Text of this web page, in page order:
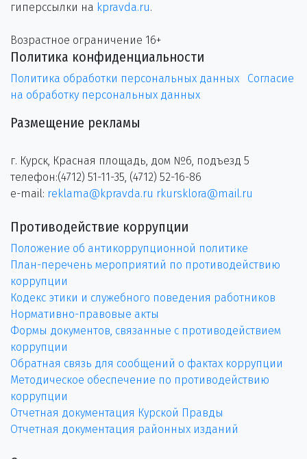
гиперссылки на kpravda.ru.
Возрастное ограничение 16+
Политика конфиденциальности
Политика обработки персональных данных
Согласие
на обработку персональных данных
Размещение рекламы
г. Курск, Красная площадь, дом №6, подъезд 5
телефон:(4712) 51-11-35, (4712) 52-16-86
e-mail: reklama@kpravda.ru rkursklora@mail.ru
Противодействие коррупции
Положение об антикоррупционной политике
План-перечень мероприятий по противодействию
коррупции
Кодекс этики и служебного поведения работников
Нормативно-правовые акты
Формы документов, связанные с противодействием
коррупции
Обратная связь для сообщений о фактах коррупции
Методическое обеспечение по противодействию
коррупции
Отчетная документация Курской Правды
Отчетная документация районных изданий